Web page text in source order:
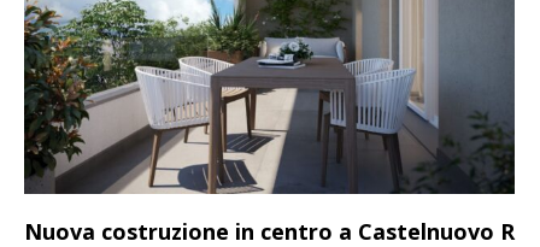
Nuova costruzione in centro a Castelnuovo R